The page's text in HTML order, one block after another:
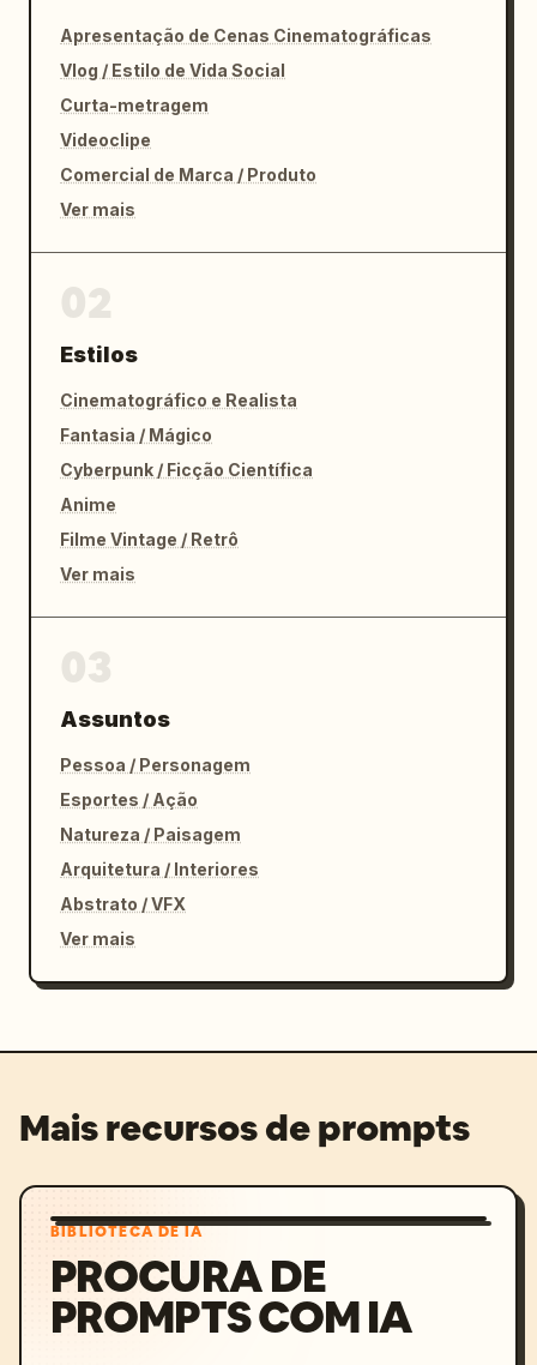
Apresentação de Cenas Cinematográficas
Vlog / Estilo de Vida Social
Curta-metragem
Videoclipe
Comercial de Marca / Produto
Ver mais
Estilos
Cinematográfico e Realista
Fantasia / Mágico
Cyberpunk / Ficção Científica
Anime
Filme Vintage / Retrô
Ver mais
Assuntos
Pessoa / Personagem
Esportes / Ação
Natureza / Paisagem
Arquitetura / Interiores
Abstrato / VFX
Ver mais
Mais recursos de prompts
BIBLIOTECA DE IA
PROCURA DE
PROMPTS COM IA